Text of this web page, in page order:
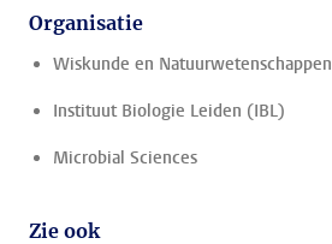
Organisatie
Wiskunde en Natuurwetenschappen
Instituut Biologie Leiden (IBL)
Microbial Sciences
Zie ook